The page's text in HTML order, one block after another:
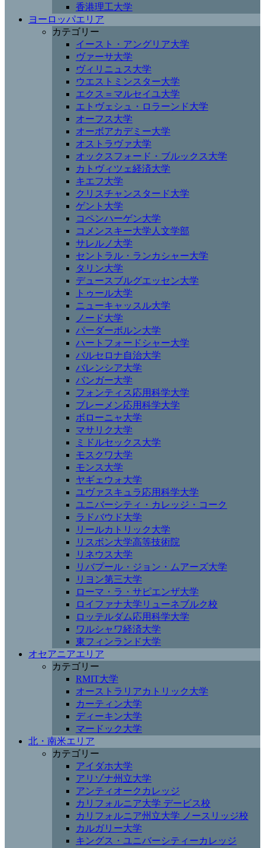
香港理工大学
ヨーロッパエリア
カテゴリー
イースト・アングリア大学
ヴァーサ大学
ヴィリニュス大学
ウエストミンスター大学
エクス＝マルセイユ大学
エトヴェシュ・ロラーンド大学
オーフス大学
オーボアカデミー大学
オストラヴァ大学
オックスフォード・ブルックス大学
カトヴィツェ経済大学
キエフ大学
クリスチャンスタード大学
ゲント大学
コペンハーゲン大学
コメンスキー大学人文学部
サレルノ大学
セントラル・ランカシャー大学
タリン大学
デュースブルグエッセン大学
トゥール大学
ニューキャッスル大学
ノード大学
パーダーボルン大学
ハートフォードシャー大学
バルセロナ自治大学
バレンシア大学
バンガー大学
フォンティス応用科学大学
ブレーメン応用科学大学
ボローニャ大学
マサリク大学
ミドルセックス大学
モスクワ大学
モンス大学
ヤギェウォ大学
ユヴァスキュラ応用科学大学
ユニバーシティ・カレッジ・コーク
ラドバウド大学
リールカトリック大学
リスボン大学高等技術院
リネウス大学
リバプール・ジョン・ムアーズ大学
リヨン第三大学
ローマ・ラ・サピエンザ大学
ロイファナ大学リューネブルク校
ロッテルダム応用科学大学
ワルシャワ経済大学
東フィンランド大学
オセアニアエリア
カテゴリー
RMIT大学
オーストラリアカトリック大学
カーティン大学
ディーキン大学
マードック大学
北・南米エリア
カテゴリー
アイダホ大学
アリゾナ州立大学
アンティオークカレッジ
カリフォルニア大学 デービス校
カリフォルニア州立大学 ノースリッジ校
カルガリー大学
キングス・ユニバーシティーカレッジ